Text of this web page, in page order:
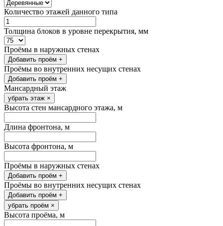
Количество этажей данного типа
Толщина блоков в уровне перекрытия, мм
Проёмы в наружных стенах
Добавить проём +
Проёмы во внутренних несущих стенах
Добавить проём +
Мансардный этаж
убрать этаж ×
Высота стен мансардного этажа, м
Длина фронтона, м
Высота фронтона, м
Проёмы в наружных стенах
Добавить проём +
Проёмы во внутренних несущих стенах
Добавить проём +
убрать проём ×
Высота проёма, м